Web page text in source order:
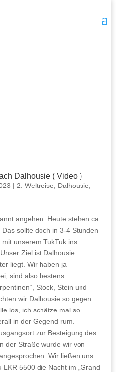
Dalhousie ( Video )
| 2. Weltreise Dalhousie
angehen. Heute stehen ca.
sollte doch in 3-4 Stunden
unserem TukTuk ins
Ziel ist Dalhousie
liegt. Wir haben ja
sind also bestens
Stock, Stein und
wir Dalhousie so gegen
los, ich schätze mal so
in der Gegend rum.
zur Besteigung des
der Straße wurde wir von
Wir ließen uns
LKR 5500 die Nacht im „Grand